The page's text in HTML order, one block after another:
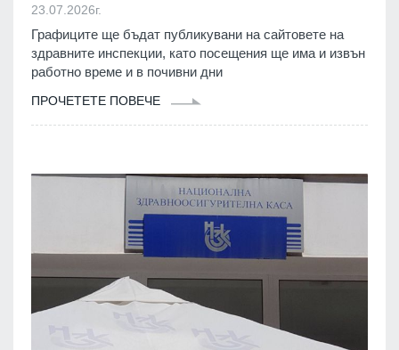
23.07.2026г.
Графиците ще бъдат публикувани на сайтовете на
здравните инспекции, като посещения ще има и извън
работно време и в почивни дни
ПРОЧЕТЕТЕ ПОВЕЧЕ